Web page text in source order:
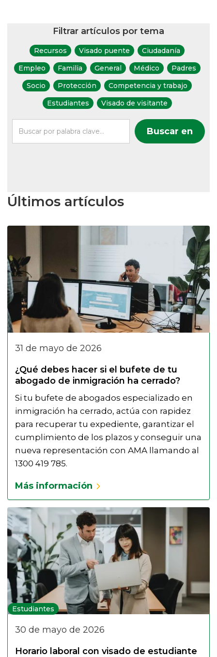
Filtrar artículos por tema
Recursos Visado puente
Ciudadanía
Empleo
Familia General Médico
Padres
Socio
Protección
Competencia y trabajo
Estudiantes
Visado de visitante
Últimos artículos
31 de mayo de 2026
¿Qué debes hacer si el bufete de tu
abogado de inmigración ha cerrado?
Si tu bufete de abogados especializado en
inmigración ha cerrado, actúa con rapidez
para recuperar tu expediente, garantizar el
cumplimiento de los plazos y conseguir una
nueva representación con AMA llamando al
1300 419 785.
Más información
Estudiantes
30 de mayo de 2026
Horario laboral con visado de estudiante